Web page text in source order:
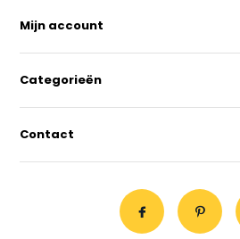
Mijn account
Categorieën
Contact